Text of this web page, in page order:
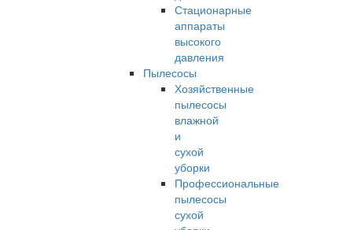
Стационарные
аппараты
высокого
давления
Пылесосы
Хозяйственные
пылесосы
влажной
и
сухой
уборки
Профессиональные
пылесосы
сухой